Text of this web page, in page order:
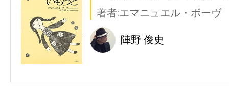
著者:エマニュエル・ボーヴ
陣野 俊史